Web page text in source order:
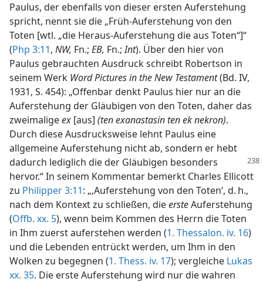
Paulus, der ebenfalls von dieser ersten Auferstehung
spricht, nennt sie die „Früh-Auferstehung von den
Toten [wtl. „die Heraus-Auferstehung die aus Toten“]“
(Php 3:11, NW, Fn.; EB, Fn.;Int). Über den hier von
Paulus gebrauchten Ausdruck schreibt Robertson in
seinem Werk Word Pictures in the New Testament(Bd. IV,
1931, S. 454): „Offenbar denkt Paulus hier nur an die
Auferstehung der Gläubigen von den Toten, daher das
zweimaligeex [aus] (ten exanastasin ten ek nekron).
Durch diese Ausdrucksweise lehnt Paulus eine
allgemeine Auferstehung nicht ab, sondern er hebt
dadurch lediglich die der Gläubigen besonders
hervor.“ In seinem Kommentar bemerkt Charles Ellicott
zu Philipper 3:11: „‚Auferstehung von den Toten‘, d. h.,
nach dem Kontext zu schließen, dieersteAuferstehung
(Offb. xx. 5), wenn beim Kommen des Herrn die Toten
in Ihm zuerst auferstehen werden (1. Thessalon. iv. 16)
und die Lebenden entrückt werden, um Ihm in den
Wolken zu begegnen (1. Thess. iv. 17); vergleiche Lukas
xx. 35. Die erste Auferstehung wird nur die wahren